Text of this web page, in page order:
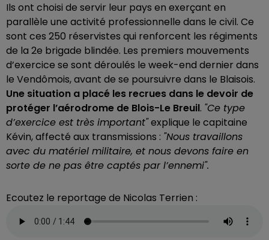
Ils ont choisi de servir leur pays en exerçant en
parallèle une activité professionnelle dans le civil. Ce
sont ces 250 réservistes qui renforcent les régiments
de la 2e brigade blindée. Les premiers mouvements
d’exercice se sont déroulés le week-end dernier dans
le Vendômois, avant de se poursuivre dans le Blaisois.
Une situation a placé les recrues dans le devoir de
protéger l’aérodrome de Blois-Le Breuil. "Ce type
d’exercice est très important"explique le capitaine
Kévin, affecté aux transmissions : "Nous travaillons
avec du matériel militaire, et nous devons faire en
sorte de ne pas être captés par l’ennemi".
Ecoutez le reportage de Nicolas Terrien :